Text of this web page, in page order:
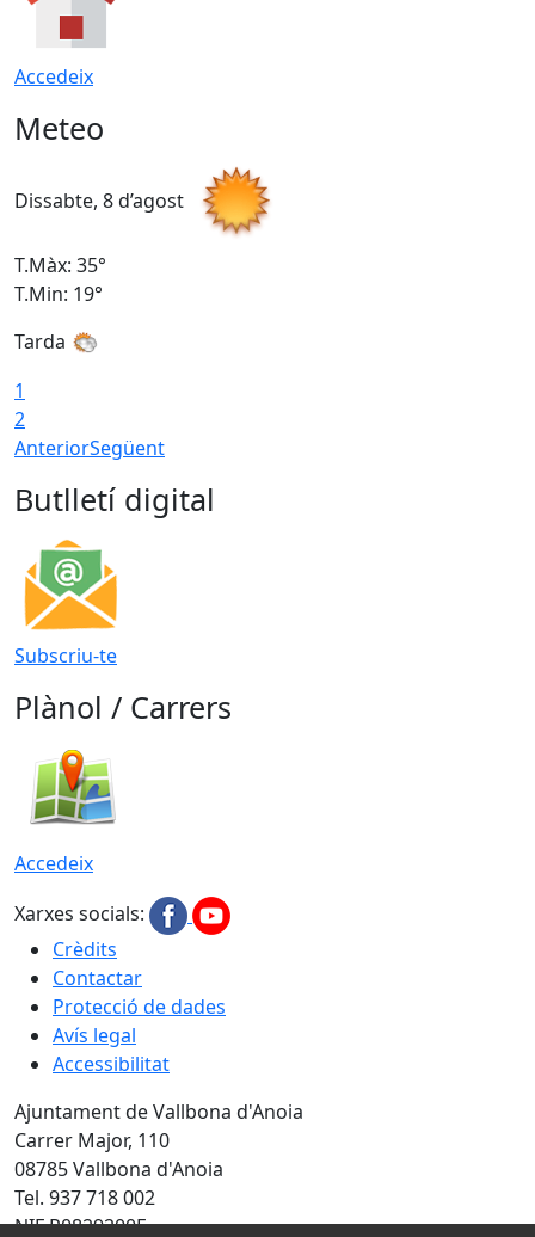
Accedeix
Meteo
Dissabte, 8 d’agost
T.Màx: 35°
T.Min: 19°
Tarda
1
2
AnteriorSegüent
Butlletí digital
Subscriu-te
Plànol / Carrers
Accedeix
Xarxes socials:
Crèdits
Contactar
Protecció de dades
Avís legal
Accessibilitat
Ajuntament de Vallbona d'Anoia
Carrer Major, 110
08785 Vallbona d'Anoia
Tel. 937 718 002
NIF P0829200E